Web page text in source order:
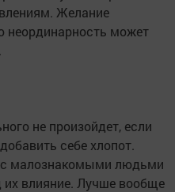
Желание
неординарность может
не произойдет, если
себе хлопот.
с малознакомыми людьми
их влияние. Лучше вообще